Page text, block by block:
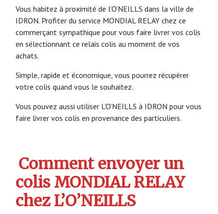
Vous habitez à proximité de l’O’NEILLS dans la ville de
IDRON. Profiter du service MONDIAL RELAY chez ce
commerçant sympathique pour vous faire livrer vos colis
en sélectionnant ce relais colis au moment de vos
achats.
Simple, rapide et économique, vous pourrez récupérer
votre colis quand vous le souhaitez.
Vous pouvez aussi utiliser L’O’NEILLS à IDRON pour vous
faire livrer vos colis en provenance des particuliers.
Comment envoyer un
colis MONDIAL RELAY
chez L’O’NEILLS